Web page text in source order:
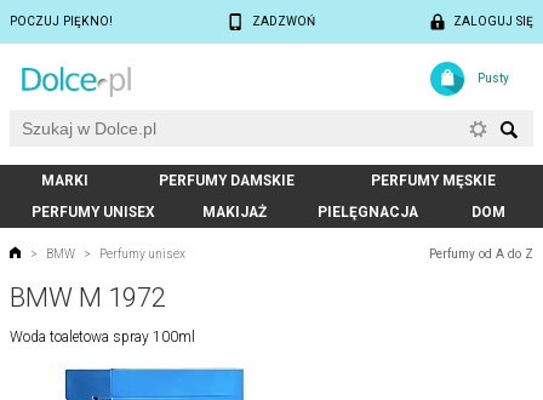
POCZUJ PIĘKNO! ZADZWOŃ ZALOGUJ SIĘ
Pusty
MARKI PERFUMY DAMSKIE
PERFUMY MĘSKIE
PERFUMY UNISEX
MAKIJAŻ PIELĘGNACJA DOM
Perfumy od A do Z
> BMW > Perfumy unisex
BMW M 1972
Woda toaletowa spray 100ml